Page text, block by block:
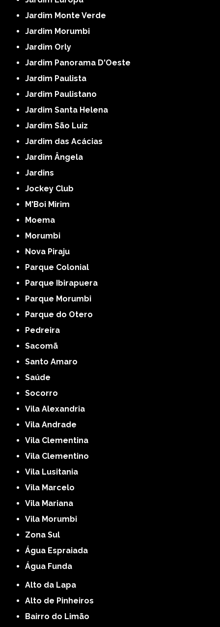
Jardim Monte Verde
Jardim Morumbi
Jardim Orly
Jardim Panorama D'Oeste
Jardim Paulista
Jardim Paulistano
Jardim Santa Helena
Jardim São Luiz
Jardim das Acácias
Jardim Ângela
Jardins
Jockey Club
M'Boi Mirim
Moema
Morumbi
Nova Piraju
Parque Colonial
Parque Ibirapuera
Parque Morumbi
Parque do Otero
Pedreira
Sacomã
Santo Amaro
Saúde
Socorro
Vila Alexandria
Vila Andrade
Vila Clementina
Vila Clementino
Vila Lusitania
Vila Marcelo
Vila Mariana
Vila Morumbi
Zona Sul
Água Espraiada
Água Funda
Alto da Lapa
Alto de Pinheiros
Bairro do Limão